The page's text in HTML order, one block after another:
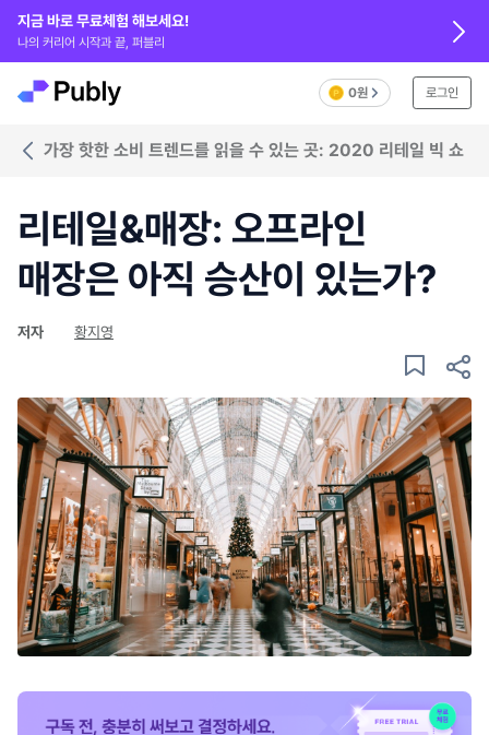
지금 바로 무료체험 해보세요!
나의 커리어 시작과 끝, 퍼블리
0원 로그인
가장 핫한 소비 트렌드를 읽을 수 있는 곳: 2020 리테일 빅 쇼
리테일&매장: 오프라인
매장은 아직 승산이 있는가?
저자 황지영